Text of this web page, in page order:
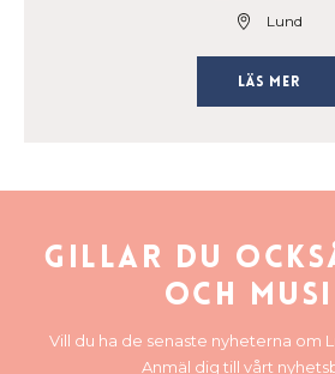
Lund
Läs mer
Gillar du
och
Vill du ha de senaste nyheterna om
Anmäl dig till vårt